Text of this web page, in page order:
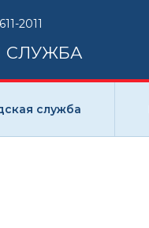
2011
СЛУЖБА
служба